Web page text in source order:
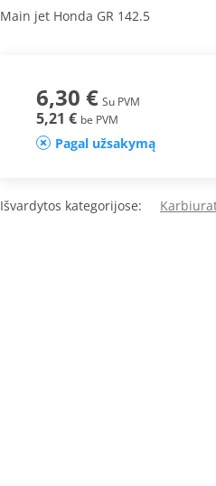
Main jet Honda GR 142.5
6,30 € Su PVM
5,21 € be PVM
Pagal užsakymą
Išvardytos kategorijose: